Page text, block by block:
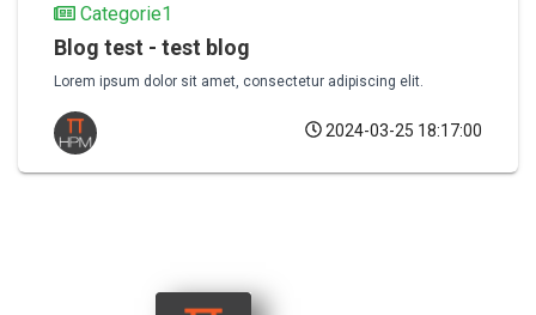
Categorie1
Blog test - test blog
Lorem ipsum dolor sit amet, consectetur adipiscing elit.
2024-03-25 18:17:00